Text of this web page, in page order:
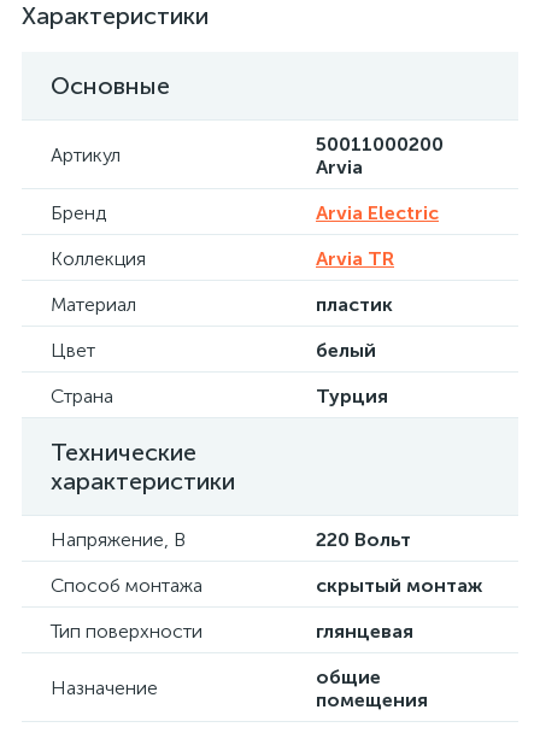
Характеристики
Основные
Артикул
50011000200
Arvia
Бренд
Arvia Electric
Коллекция
Arvia TR
Материал
пластик
Цвет
белый
Страна
Турция
Технические
характеристики
Напряжение, В
220 Вольт
Способ монтажа
скрытый монтаж
Тип поверхности
глянцевая
Назначение
общие
помещения